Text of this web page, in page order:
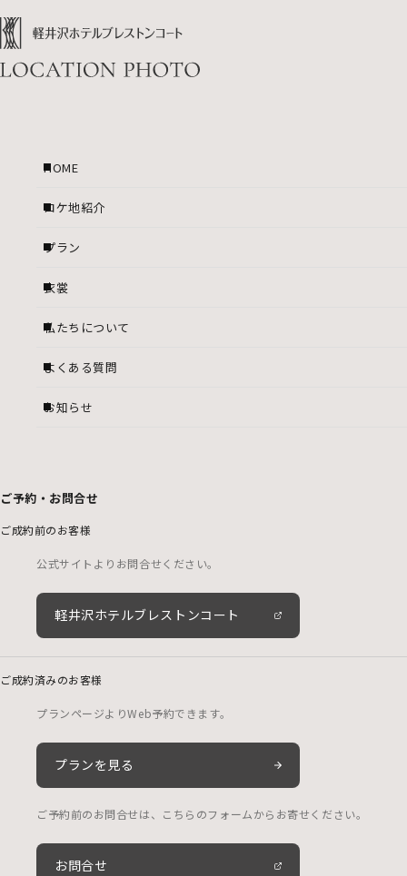
HOME
ロケ地紹介
プラン
衣裳
私たちについて
よくある質問
お知らせ
ご予約・お問合せ
ご成約前のお客様
公式サイトよりお問合せください。
軽井沢ホテルブレストンコート
ご成約済みのお客様
プランページよりWeb予約できます。
プランを見る
ご予約前のお問合せは、こちらのフォームからお寄せください。
お問合せ